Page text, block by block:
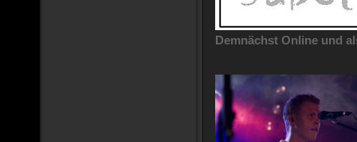
Demnächst Online und